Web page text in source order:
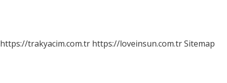
https://trakyacim.com.tr https://loveinsun.com.trSitemap